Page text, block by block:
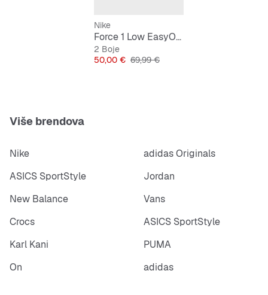
Nike
Force 1 Low EasyOn Djeca
2 Boje
Cijena
50,00 € Originalna cijena
69,99 €
Više brendova
Nike
adidas Originals
ASICS SportStyle
Jordan
New Balance
Vans
Crocs
ASICS SportStyle
Karl Kani
PUMA
On
adidas